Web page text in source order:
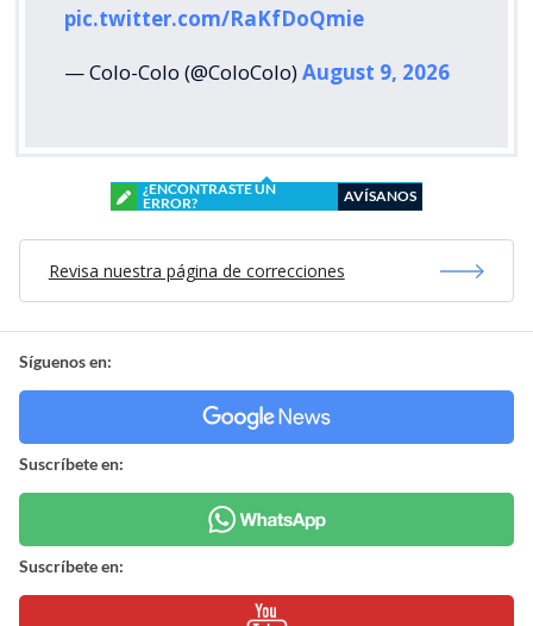
pic.twitter.com/RaKfDoQmie
— Colo-Colo (@ColoColo)August 9, 2026
¿ENCONTRASTE UN
ERROR?
AVÍSANOS
Revisa nuestra página de correcciones
Síguenos en:
Suscríbete en:
Suscríbete en: